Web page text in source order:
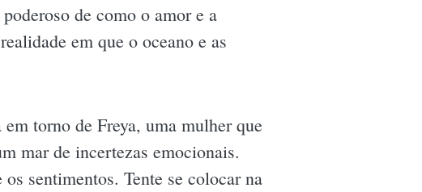
de como o amor e a
em que o oceano e as
torno de Freya, uma mulher que
mar de incertezas emocionais.
sentimentos. Tente se colocar na